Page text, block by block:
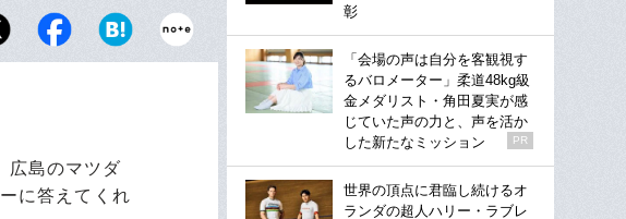
広島のマツダ
に答えてくれ
彰
「会場の声は自分を客観視す
るバロメーター」柔道48kg級
金メダリスト・角田夏実が感
じていた声の力と、声を活か
した新たなミッション
PR
世界の頂点に君臨し続けるオ
ランダの超人ハリー・ラブレ